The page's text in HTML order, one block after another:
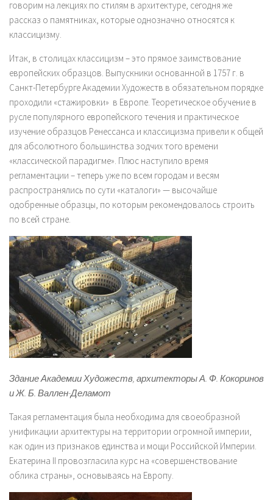
говорим на лекциях по стилям в архитектуре, сегодня же
рассказ о памятниках, которые однозначно относятся к
классицизму.
Итак, в столицах классицизм – это прямое заимствование
европейских образцов. Выпускники основанной в 1757 г. в
Санкт-Петербурге Академии Художеств в обязательном порядке
проходили «стажировки» в Европе. Теоретическое обучение в
русле популярного европейского течения и практическое
изучение образцов Ренессанса и классицизма привели к общей
для абсолютного большинства зодчих того времени
«классической парадигме». Плюс наступило время
регламентации – теперь уже по всем городам и весям
распространялись по сути «каталоги» — высочайше
одобренные образцы, по которым рекомендовалось строить
по всей стране.
Здание Академии Художеств, архитекторы А. Ф. Кокоринов
и Ж. Б. Валлен-Деламот
Такая регламентация была необходима для своеобразной
унификации архитектуры на территории огромной империи,
как один из признаков единства и мощи Российской Империи.
Екатерина II провозгласила курс на «совершенствование
облика страны», основываясь на Европу.